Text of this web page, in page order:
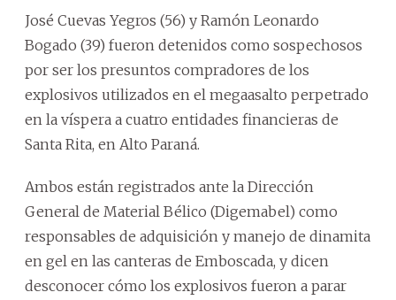
José Cuevas Yegros (56) y Ramón Leonardo
Bogado (39) fueron detenidos como sospechosos
por ser los presuntos compradores de los
explosivos utilizados en el megaasalto perpetrado
en la víspera a cuatro entidades financieras de
Santa Rita, en Alto Paraná.
Ambos están registrados ante la Dirección
General de Material Bélico (Digemabel) como
responsables de adquisición y manejo de dinamita
en gel en las canteras de Emboscada, y dicen
desconocer cómo los explosivos fueron a parar